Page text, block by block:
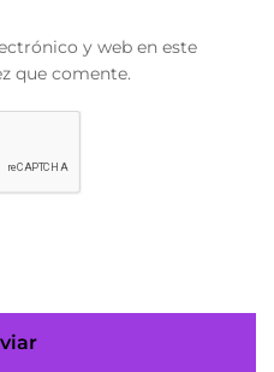
y web en este
que comente.